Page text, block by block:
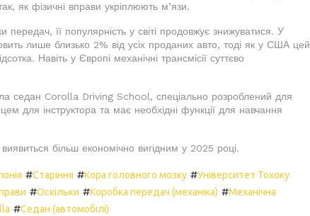
як фізичні вправи укріплюють м’язи.
передач, її популярність у світі продовжує знижуватися. У
лише близько 2% від усіх проданих авто, тоді як у США цей
Навіть у Європі механічні трансмісії суттєво
седан Corolla Driving School, спеціально розроблений для
для інструктора та має необхідні функції для навчання
більш економічно вигідним у 2025 році.
#Старіння #Кора головного мозку #Університет Тохоку
#Оскільки #Коробка передач (механіка) #Механічна
#Седан (автомобілі)